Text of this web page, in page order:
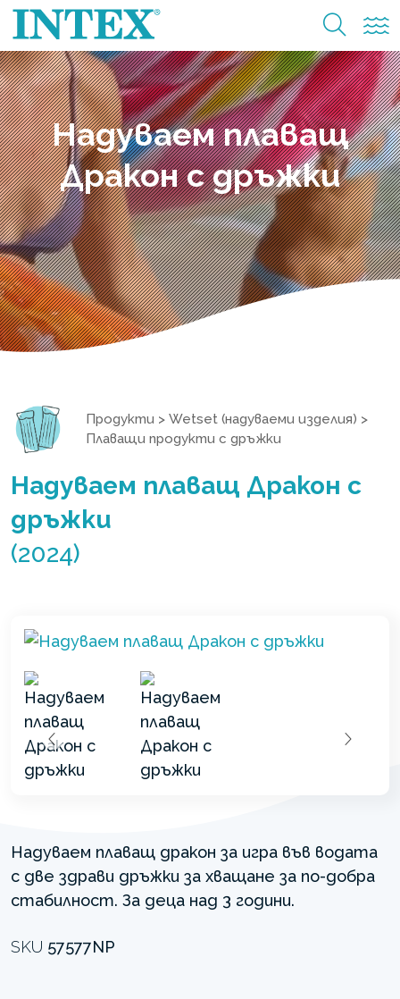
Надуваем плаващ
Дракон с дръжки
Продукти > Wetset (надуваеми изделия) >
Плаващи продукти с дръжки
Надуваем плаващ Дракон с
дръжки
(2024)
Надуваем плаващ дракон за игра във водата
с две здрави дръжки за хващане за по-добра
стабилност. За деца над 3 години.
SKU 57577NP